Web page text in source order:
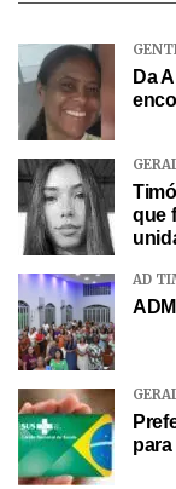
Da
que
AD